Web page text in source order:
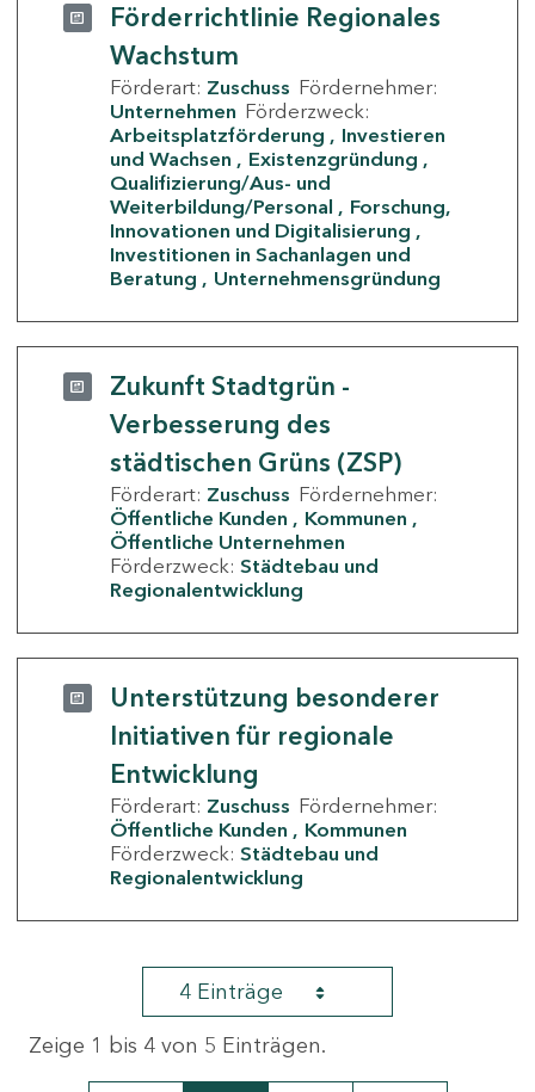
Förderrichtlinie Regionales
Wachstum
Förderart: Zuschuss Fördernehmer:
Unternehmen Förderzweck:
Arbeitsplatzförderung
Investieren
und Wachsen
Existenzgründung
Qualifizierung/Aus- und
Weiterbildung/Personal
Forschung,
Innovationen und Digitalisierung
Investitionen in Sachanlagen und
Beratung
Unternehmensgründung
Zukunft Stadtgrün -
Verbesserung des
städtischen Grüns (ZSP)
Förderart: Zuschuss Fördernehmer:
Öffentliche Kunden
Kommunen
Öffentliche Unternehmen
Förderzweck: Städtebau und
Regionalentwicklung
Unterstützung besonderer
Initiativen für regionale
Entwicklung
Förderart: Zuschuss Fördernehmer:
Öffentliche Kunden
Kommunen
Förderzweck: Städtebau und
Regionalentwicklung
4 Einträge
Zeige 1 bis 4 von 5 Einträgen.